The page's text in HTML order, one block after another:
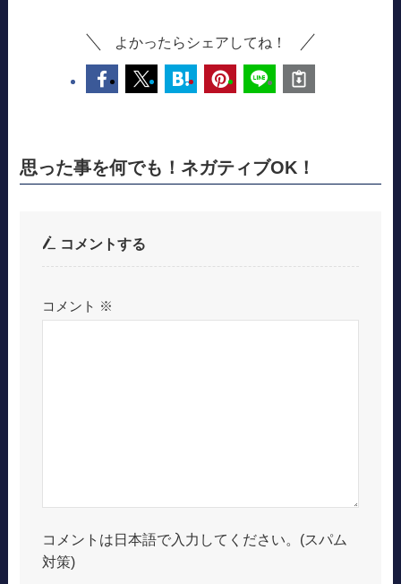
よかったらシェアしてね！
思った事を何でも！ネガティブOK！
コメントする
コメント ※
コメントは日本語で入力してください。(スパム
対策)